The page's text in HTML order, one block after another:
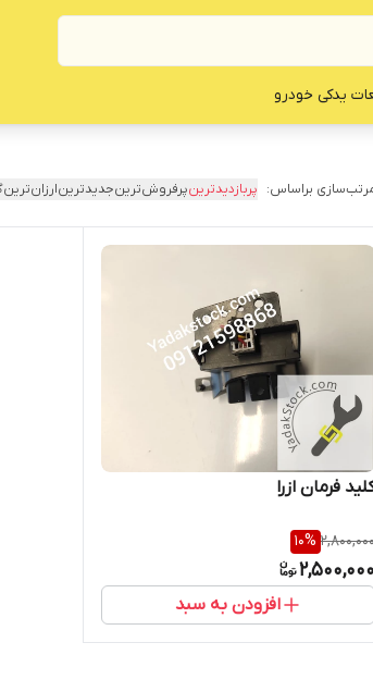
یدکی خودرو
براساس: پربازدیدترینپرفروش‌ترینجدیدترینارزان‌ترین
فرمان ازرا
10%
2,500,000
افزودن به سبد